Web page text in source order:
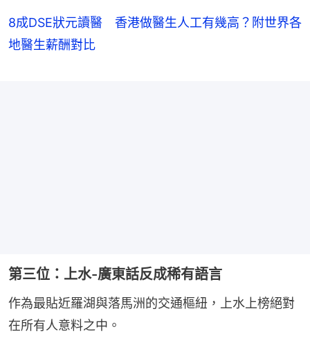
8成DSE狀元讀醫 香港做醫生人工有幾高？附世界各
地醫生薪酬對比
第三位：上水-廣東話反成稀有語言
作為最貼近羅湖與落馬洲的交通樞紐，上水上榜絕對
在所有人意料之中。